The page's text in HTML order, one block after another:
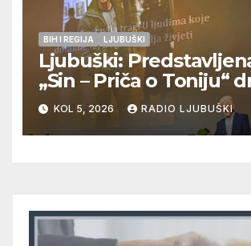
BIH I REGIJA LJUBUŠKI
Ljubuški:
„Sin – Priča o Toniju“
Zdenka Hercega
KOL 5, 2026 RADIO LJUBUŠKI